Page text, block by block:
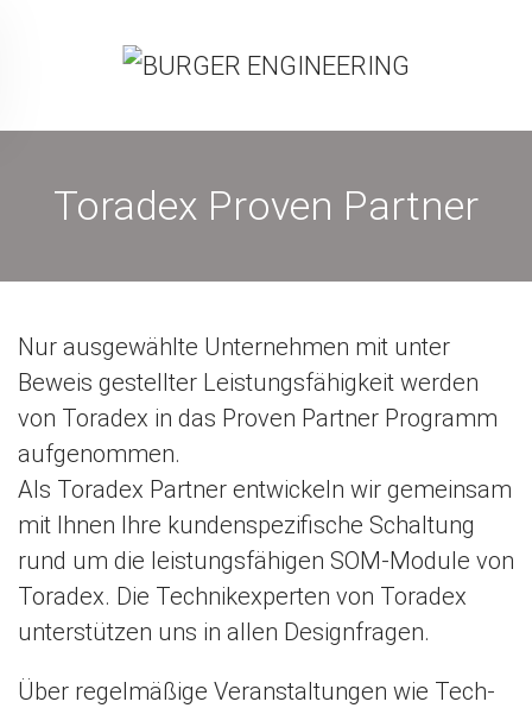
Toradex Proven Partner
Nur ausgewählte Unternehmen mit unter
Beweis gestellter Leistungsfähigkeit werden
von Toradex in das Proven Partner Programm
aufgenommen.
Als Toradex Partner entwickeln wir gemeinsam
mit Ihnen Ihre kundenspezifische Schaltung
rund um die leistungsfähigen SOM-Module von
Toradex. Die Technikexperten von Toradex
unterstützen uns in allen Designfragen.
Über regelmäßige Veranstaltungen wie Tech-